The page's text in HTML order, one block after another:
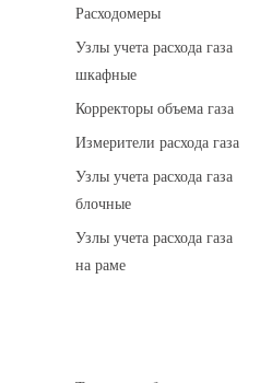
Расходомеры
Узлы учета расхода газа
шкафные
Корректоры объема газа
Измерители расхода газа
Узлы учета расхода газа
блочные
Узлы учета расхода газа
на раме